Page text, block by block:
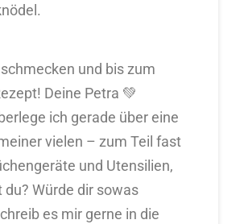
und bis zum
Deine Petra 💚
ich gerade über eine
vielen – zum Teil fast
und Utensilien,
Würde dir sowas
es mir gerne in die